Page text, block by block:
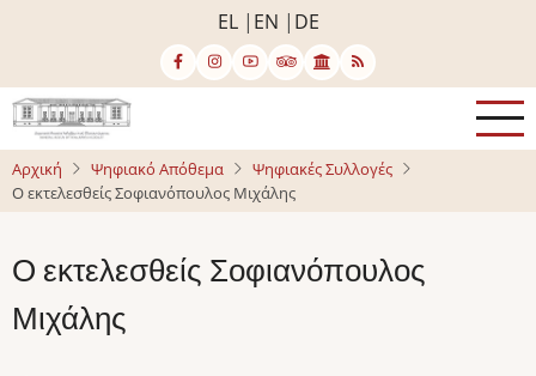
κυρίως
περιεχόμενο
EL EN DE
Αρχική Ψηφιακό Απόθεμα
Ψηφιακές Συλλογές
Ο εκτελεσθείς Σοφιανόπουλος Μιχάλης
Ο εκτελεσθείς Σοφιανόπουλος
Μιχάλης